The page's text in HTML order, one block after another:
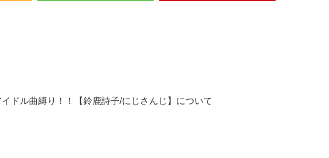
ドル曲縛り！！【鈴鹿詩子/にじさんじ】について